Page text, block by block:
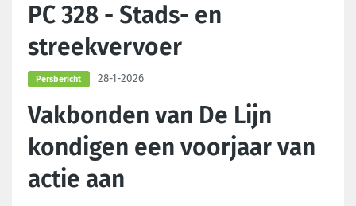
PC 328 - Stads- en
streekvervoer
Persbericht 28-1-2026
Vakbonden van De Lijn
kondigen een voorjaar van
actie aan